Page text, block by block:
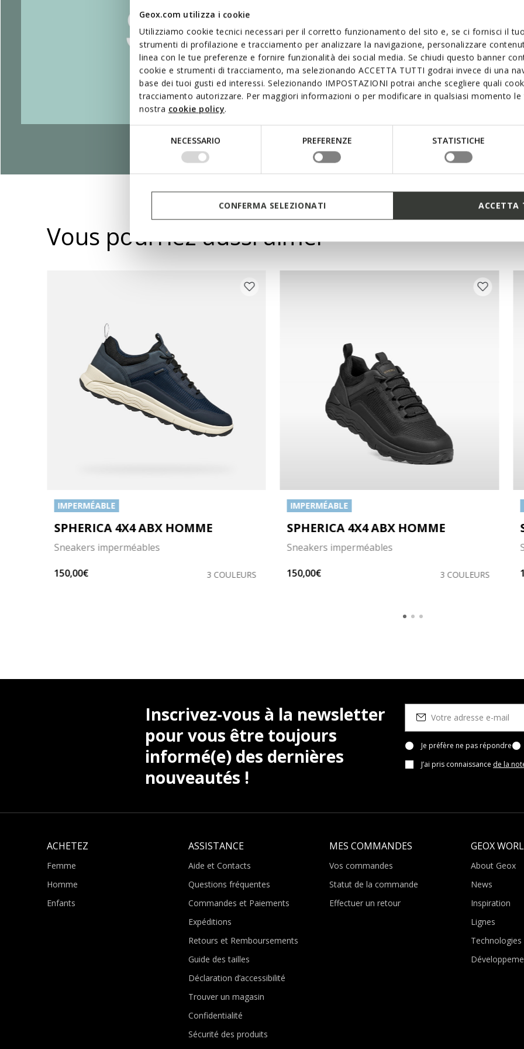
Geox.com utilizza i cookie
Utilizziamo cookie tecnici necessari per il corretto funzionamento del sito e, se ci fornisci il
strumenti di profilazione e tracciamento per analizzare la navigazione, personalizzare
linea con le tue preferenze e fornire funzionalità dei social media. Se chiudi questo banner
cookie e strumenti di tracciamento, ma selezionando ACCETTA TUTTI godrai invece di una
base dei tuoi gusti ed interessi. Selezionando IMPOSTAZIONI potrai anche scegliere quali
tracciamento autorizzare. Per maggiori informazioni o per modificare in qualsiasi momento
nostra cookie policy.
NECESSARIO PREFERENZE STATISTICHE
CONFERMA SELEZIONATI ACCETTA
la pression du
assurant une
Vous pourriez aussi aimer
IMPERMÉABLE
SPHERICA 4X4 ABX HOMME
Sneakers imperméables
150,00€
3 COULEURS
IMPERMÉABLE
SPHERICA 4X4 ABX HOMME
Sneakers imperméables
150,00€
3 COULEURS
Inscrivez-vous à la newsletter
pour vous être toujours
informé(e) des dernières
nouveautés !
Je préfère ne pas répondre
J’ai pris connaissance de la
ACHETEZ
Femme
Homme
Enfants
ASSISTANCE
Aide et Contacts
Questions fréquentes
Commandes et Paiements
Expéditions
Retours et Remboursements
Guide des tailles
Déclaration d’accessibilité
Trouver un magasin
Confidentialité
Sécurité des produits
MES COMMANDES
Vos commandes
Statut de la commande
Effectuer un retour
GEOX
About Geox
News
Inspiration
Lignes
Technologies